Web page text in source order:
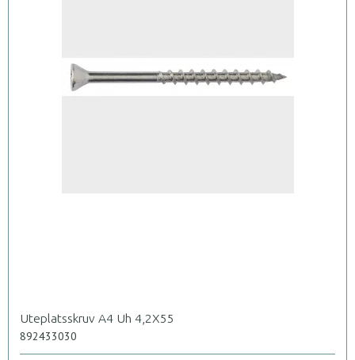
Uteplatsskruv A4 Uh 4,2X55
892433030